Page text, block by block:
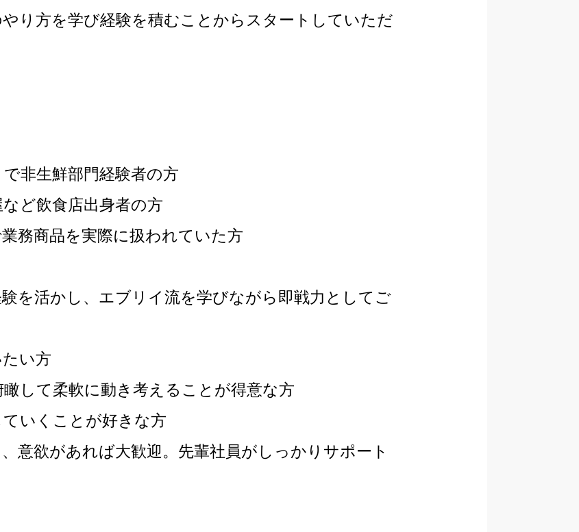
り方を学び経験を積むことからスタートしていただ
非生鮮部門経験者の方
ど飲食店出身者の方
務商品を実際に扱われていた方
を活かし、エブリイ流を学びながら即戦力としてご
い方
瞰して柔軟に動き考えることが得意な方
ていくことが好きな方
意欲があれば大歓迎。先輩社員がしっかりサポート